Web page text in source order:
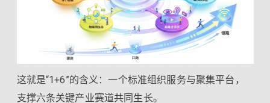
这就是“1+6”的含义：一个标准组织服务与聚集平台，
支撑六条关键产业赛道共同生长。